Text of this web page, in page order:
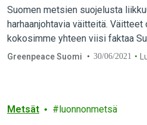
Suomen metsien suojelusta
harhaanjohtavia väitteitä.
kokosimme yhteen viisi faktaa
Greenpeace Suomi 30/06/2021
Metsät luonnonmetsä